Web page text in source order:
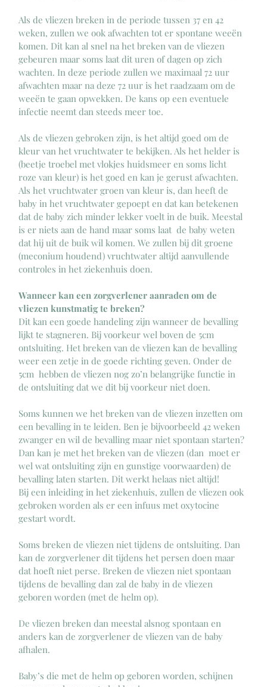
Als de vliezen breken in de periode tussen 37 en 42
weken, zullen we ook afwachten tot er spontane weeën
komen. Dit kan al snel na het breken van de vliezen
gebeuren maar soms laat dit uren of dagen op zich
wachten. In deze periode zullen we maximaal 72 uur
afwachten maar na deze 72 uur is het raadzaam om de
weeën te gaan opwekken. De kans op een eventuele
infectie neemt dan steeds meer toe.
Als de vliezen gebroken zijn, is het altijd goed om de
kleur van het vruchtwater te bekijken. Als het helder is
(beetje troebel met vlokjes huidsmeer en soms licht
roze van kleur) is het goed en kan je gerust afwachten.
Als het vruchtwater groen van kleur is, dan heeft de
baby in het vruchtwater gepoept en dat kan betekenen
dat de baby zich minder lekker voelt in de buik. Meestal
is er niets aan de hand maar soms laat  de baby weten
dat hij uit de buik wil komen. We zullen bij dit groene
(meconium houdend) vruchtwater altijd aanvullende
controles in het ziekenhuis doen.
Wanneer kan een zorgverlener aanraden om de
vliezen kunstmatig te breken?
Dit kan een goede handeling zijn wanneer de bevalling
lijkt te stagneren. Bij voorkeur wel boven de 5cm
ontsluiting. Het breken van de vliezen kan de bevalling
weer een zetje in de goede richting geven. Onder de
5cm  hebben de vliezen nog zo’n belangrijke functie in
de ontsluiting dat we dit bij voorkeur niet doen.
Soms kunnen we het breken van de vliezen inzetten om
een bevalling in te leiden. Ben je bijvoorbeeld 42 weken
zwanger en wil de bevalling maar niet spontaan starten?
Dan kan je met het breken van de vliezen (dan  moet er
wel wat ontsluiting zijn en gunstige voorwaarden) de
bevalling laten starten. Dit werkt helaas niet altijd!
Bij een inleiding in het ziekenhuis, zullen de vliezen ook
gebroken worden als er een infuus met oxytocine
gestart wordt.
Soms breken de vliezen niet tijdens de ontsluiting. Dan
kan de zorgverlener dit tijdens het persen doen maar
dat hoeft niet perse. Breken de vliezen niet spontaan
tijdens de bevalling dan zal de baby in de vliezen
geboren worden (met de helm op).
De vliezen breken dan meestal alsnog spontaan en
anders kan de zorgverlener de vliezen van de baby
afhalen.
Baby’s die met de helm op geboren worden, schijnen